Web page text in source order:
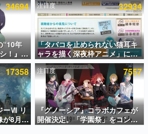
いる記事ランキング
一覧
記事
が数千以上！ ページビュー数万以上！ などな
人々に読まれた、電ファミ渾身の“殿堂入り”記
ました。
34694
“10年
！』
マン
ック」
ト、あ
ある！
注目度 32934
「タバコを止められない猫耳キ
ャラを描く深夜枠アニメ」に視
聴者の一部から批判意見。違法
薬物の使用と思しき描写も含め
て、BPOが議論を交わす
17358
ーⅦ リ
が8月
』リ
注目度 7557
『グノーシア』コラボカフェが
開催決定。「学園祭」をコンセ
プトに、模擬店やセツやSQ、ラ